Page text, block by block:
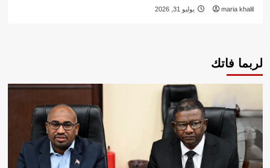
maria khalil يوليو 31, 2026
لربما فاتك